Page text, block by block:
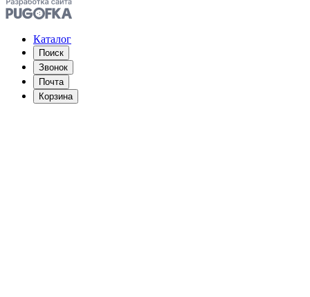
Каталог
Поиск
Звонок
Почта
Корзина